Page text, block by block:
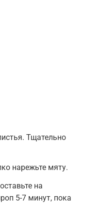
Тщательно
нарежьте мяту.
на
5-7 минут, пока